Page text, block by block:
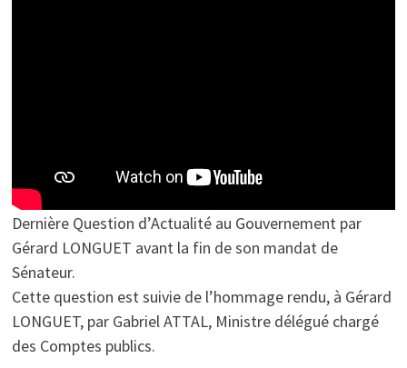
Dernière Question d’Actualité au Gouvernement par
Gérard LONGUET avant la fin de son mandat de
Sénateur.
Cette question est suivie de l’hommage rendu, à Gérard
LONGUET, par Gabriel ATTAL, Ministre délégué chargé
des Comptes publics.